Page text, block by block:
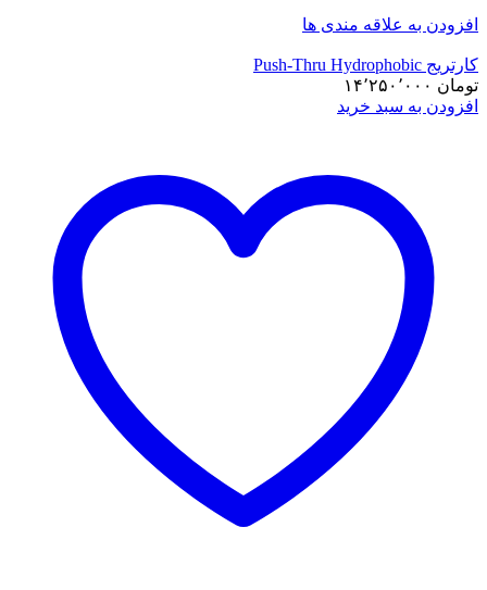
افزودن به علاقه مندی ها
کارتریج Push-Thru Hydrophobic
تومان
افزودن به سبد خرید